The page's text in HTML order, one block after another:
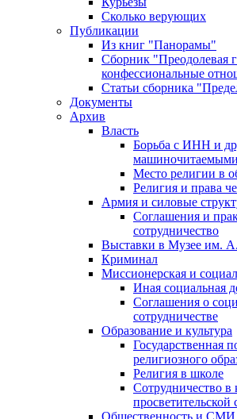
Сколько верующих
Публикации
Из книг "Панорамы"
Сборник "Преодолевая
конфессиональные
Статьи сборника
Документы
Архив
Власть
Борьба с ИНН и
Место религии в
Религия и права
Армия и силовые
Соглашения и
сотрудничество
Выставки в Музее им.
Криминал
Миссионерская и
Иная социальная
Соглашения о
сотрудничестве
Образование и культура
Государственная
религиозного
Религия в школе
Сотрудничество в
просветительской